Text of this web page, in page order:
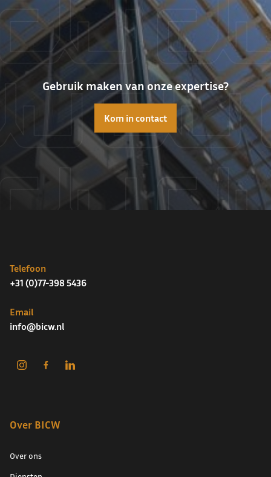
Gebruik maken van onze expertise?
Kom in contact
Telefoon
+31 (0)77-398 5436
Email
info@bicw.nl
Over BICW
Over ons